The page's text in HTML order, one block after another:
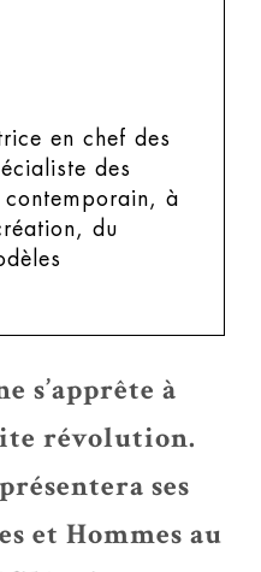
en chef des
des
contemporain, à
du
s’apprête à
révolution.
ses
et Hommes au